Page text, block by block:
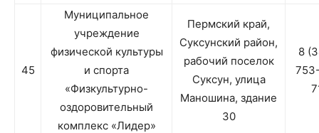
45
Муниципальное
учреждение
физической культуры
и спорта
«Физкультурно-
оздоровительный
комплекс «Лидер»
Пермский край,
Суксунский район,
рабочий поселок
Суксун, улица
Маношина, здание
30
8